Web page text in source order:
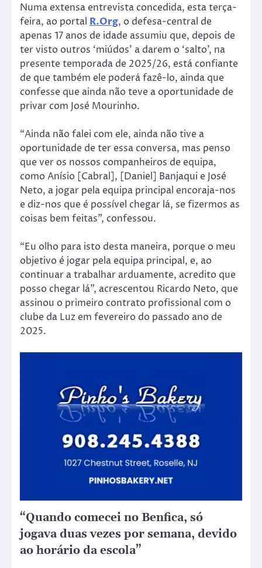
Numa extensa entrevista concedida, esta terça-
feira, ao portal R.Org, o defesa-central de
apenas 17 anos de idade assumiu que, depois de
ter visto outros ‘miúdos’ a darem o ‘salto’, na
presente temporada de 2025/26, está confiante
de que também ele poderá fazê-lo, ainda que
confesse que ainda não teve a oportunidade de
privar com José Mourinho.
“Ainda não falei com ele, ainda não tive a
oportunidade de ter essa conversa, mas penso
que ver os nossos companheiros de equipa,
como Anísio [Cabral], [Daniel] Banjaqui e José
Neto, a jogar pela equipa principal encoraja-nos
e diz-nos que é possível chegar lá, se fizermos as
coisas bem feitas”, confessou.
“Eu olho para isto desta maneira, porque o meu
objetivo é jogar pela equipa principal, e, ao
continuar a trabalhar arduamente, acredito que
posso chegar lá”, acrescentou Ricardo Neto, que
assinou o primeiro contrato profissional com o
clube da Luz em fevereiro do passado ano de
2025.
“Quando comecei no Benfica, só
jogava duas vezes por semana, devido
ao horário da escola”